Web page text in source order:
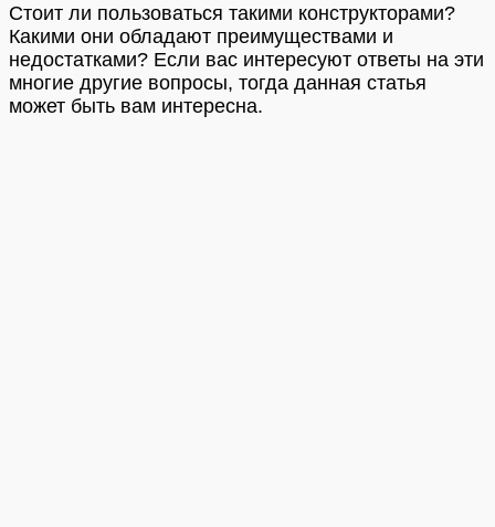
Стоит ли пользоваться такими конструкторами?
Какими они обладают преимуществами и
недостатками? Если вас интересуют ответы на эти
многие другие вопросы, тогда данная статья
может быть вам интересна.